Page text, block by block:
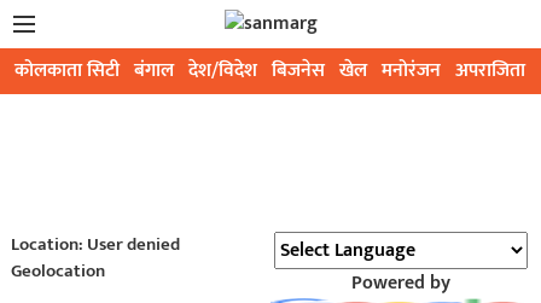
कोलकाता सिटी बंगाल देश/विदेश बिजनेस खेल मनोरंजन अपराजिता
Location: User denied
Geolocation
Powered by